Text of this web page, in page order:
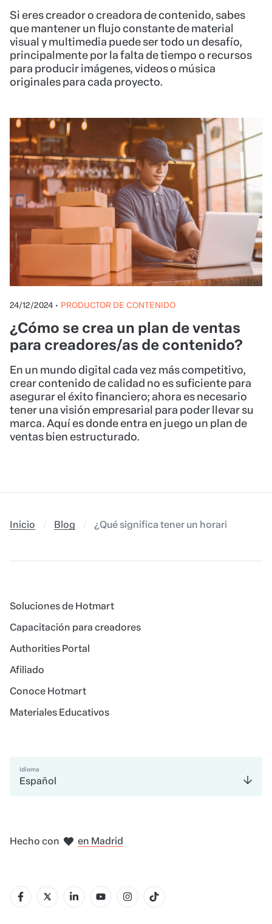
Si eres creador o creadora de contenido, sabes
que mantener un flujo constante de material
visual y multimedia puede ser todo un desafío,
principalmente por la falta de tiempo o recursos
para producir imágenes, videos o música
originales para cada proyecto.
24/12/2024 • PRODUCTOR DE CONTENIDO
¿Cómo se crea un plan de ventas
para creadores/as de contenido?
En un mundo digital cada vez más competitivo,
crear contenido de calidad no es suficiente para
asegurar el éxito financiero; ahora es necesario
tener una visión empresarial para poder llevar su
marca. Aquí es donde entra en juego un plan de
ventas bien estructurado.
Inicio Blog ¿Qué significa tener un horario flexible?
Soluciones de Hotmart
Capacitación para creadores
Authorities Portal
Afiliado
Conoce Hotmart
Materiales Educativos
Idioma
Español
Hecho con
en Madrid